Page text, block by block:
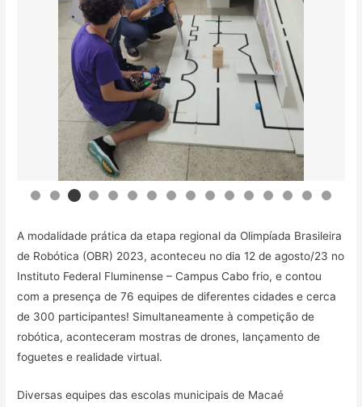
Equipe do Colégio do Sana de Macaé
A modalidade prática da etapa regional da Olimpíada Brasileira
de Robótica (OBR) 2023, aconteceu no dia 12 de agosto/23 no
Instituto Federal Fluminense – Campus Cabo frio, e contou
com a presença de 76 equipes de diferentes cidades e cerca
de 300 participantes! Simultaneamente à competição de
robótica, aconteceram mostras de drones, lançamento de
foguetes e realidade virtual.
Diversas equipes das escolas municipais de Macaé